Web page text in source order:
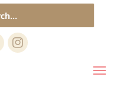
for:
Instagram